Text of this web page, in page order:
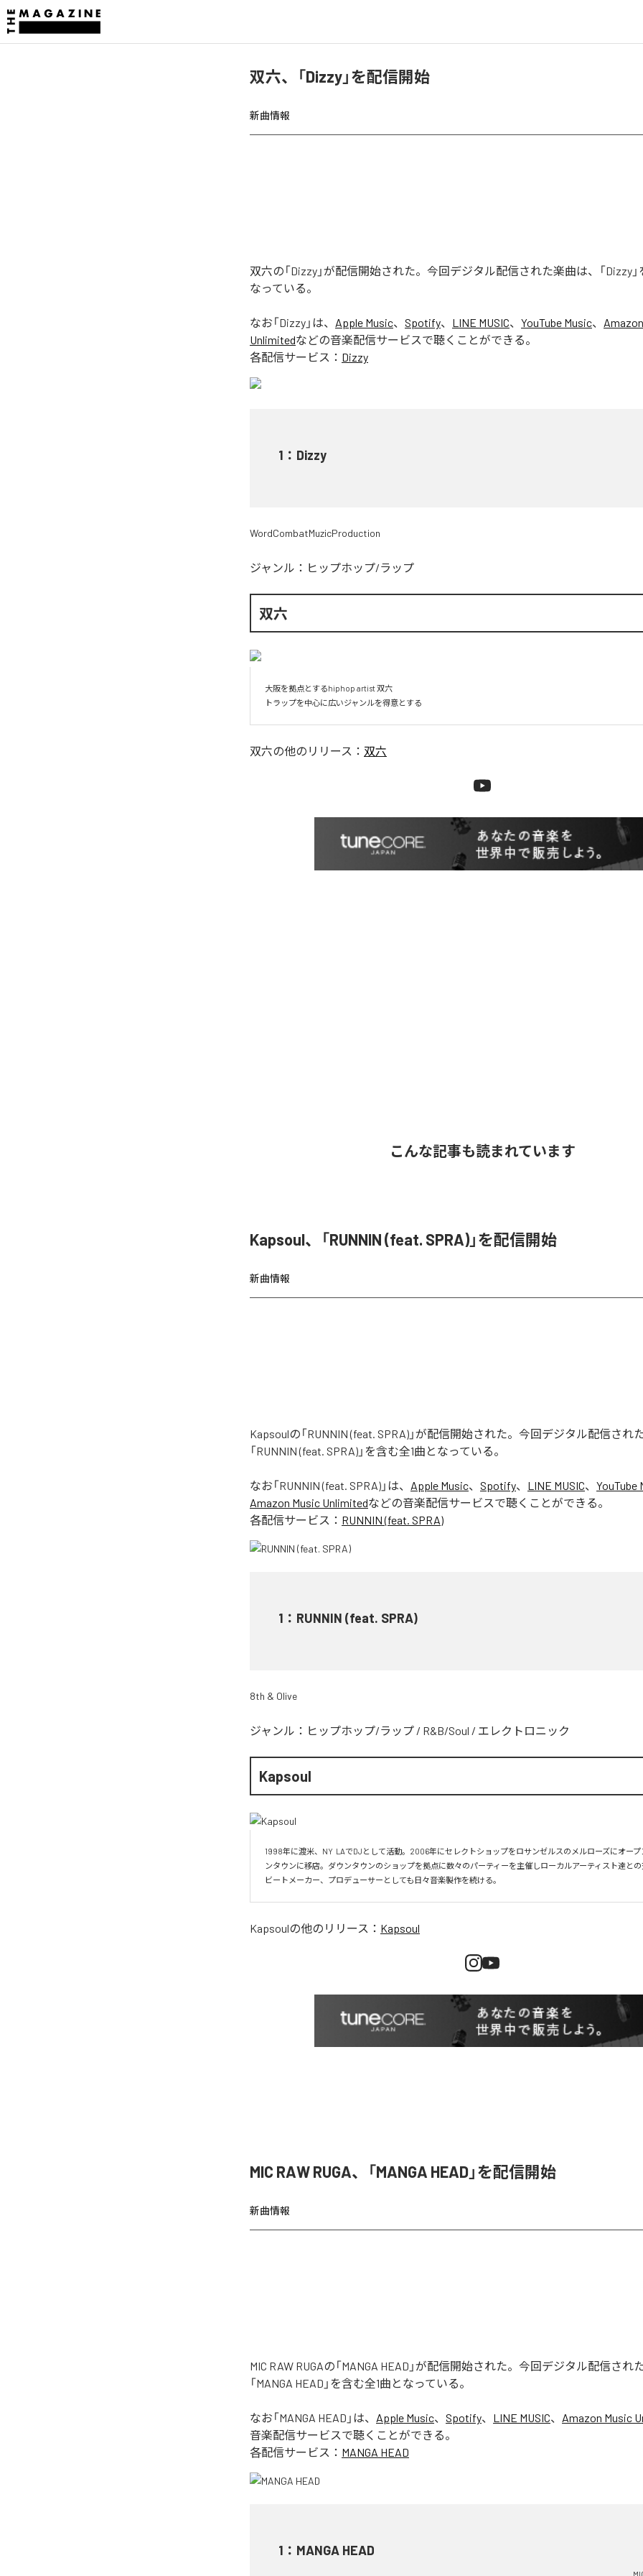
双六、「Dizzy」を配信開始
新曲情報
双六の「Dizzy」が配信開始された。今回デジタル配信された楽曲は、「Dizzy」
なっている。
なお「Dizzy 」は、 Apple Music、 Spotify、 LINE MUSIC、 YouTube Music、
Unlimitedなどの音楽配信サービスで聴くことができる。
各配信サービス： Dizzy
1 ： Dizzy
WordCombatMuzicProduction
ジャンル： ヒップホップ/ラップ
双六
大阪を拠点とするhiphop artist 双六
双六の他のリリース： 双六
こんな記事も読まれています
Kapsoul、「RUNNIN (feat. SPRA)」を配信開始
新曲情報
Kapsoulの「RUNNIN (feat. SPRA)」が配信開始された。今回デジタル配信され
「RUNNIN (feat. SPRA)」を含む全1曲となっている。
なお「RUNNIN (feat. SPRA) 」は、 Apple Music、 Spotify、 LINE MUSIC、 YouTube
Amazon Music Unlimitedなどの音楽配信サービスで聴くことができる。
各配信サービス： RUNNIN (feat. SPRA)
1 ： RUNNIN (feat. SPRA)
8th & Olive
ジャンル： ヒップホップ/ラップ / R&B/Soul / エレクトロニック
Kapsoul
1998年に渡米、NY  LAでDJとして活動。2006年にセレクトショップをロサンゼルスのメルローズにオー
ンタウンに移店。ダウンタウンのショップを拠点に数々のパーティーを主催しローカルアーティスト達との
ビートメーカー、プロデューサーとしても日々音楽製作を続ける。
Kapsoulの他のリリース： Kapsoul
MIC RAW RUGA、「MANGA HEAD」を配信開始
新曲情報
MIC RAW RUGAの「MANGA HEAD」が配信開始された。今回デジタル配信され
「MANGA HEAD」を含む全1曲となっている。
なお「MANGA HEAD 」は、 Apple Music、 Spotify、 LINE MUSIC、 Amazon Music
音楽配信サービスで聴くことができる。
各配信サービス： MANGA HEAD
1 ： MANGA HEAD